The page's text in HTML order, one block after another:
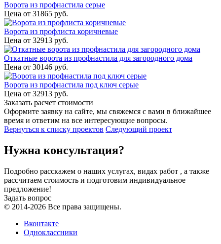
Ворота из профнастила серые
Цена от 31865 руб.
Ворота из профлиста коричневые
Цена от 32913 руб.
Откатные ворота из профнастила для загородного дома
Цена от 30146 руб.
Ворота из профнастила под ключ серые
Цена от 32913 руб.
Заказать расчет стоимости
Оформите заявку на сайте, мы свяжемся с вами в ближайшее
время и ответим на все интересующие вопросы.
Вернуться к списку проектов Следующий проект
Нужна консультация?
Подробно расскажем о наших услугах, видах работ , а также
рассчитаем стоимость и подготовим индивидуальное
предложение!
Задать вопрос
© 2014-2026 Все права защищены.
Вконтакте
Одноклассники